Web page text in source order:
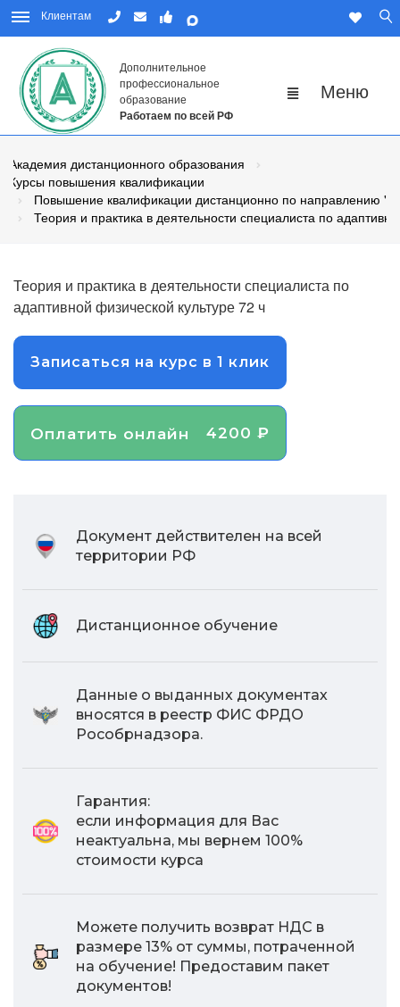
Клиентам
Дополнительное
профессиональное
образование
Работаем по всей РФ
Академия дистанционного образования
Курсы повышения квалификации
Повышение квалификации дистанционно по направлению
Теория и практика в деятельности специалиста по
Теория и практика в деятельности специалиста по
адаптивной физической культуре 72 ч
Записаться на курс в 1 клик
Оплатить онлайн 4200 ₽
Документ действителен на всей
территории РФ
Дистанционное обучение
Данные о выданных документах
вносятся в реестр ФИС ФРДО
Рособрнадзора.
Гарантия:
если информация для Вас
неактуальна, мы вернем 100%
стоимости курса
Можете получить возврат НДС в
размере 13% от суммы, потраченной
на обучение! Предоставим пакет
документов!